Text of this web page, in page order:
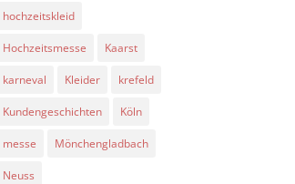
hochzeitskleid
Hochzeitsmesse Kaarst
karneval Kleider krefeld
Kundengeschichten Köln
messe Mönchengladbach
Neuss